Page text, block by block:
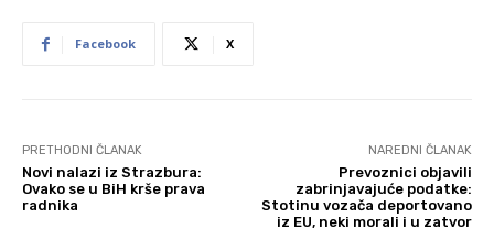
Facebook X
PRETHODNI ČLANAK
Novi nalazi iz Strazbura:
Ovako se u BiH krše prava
radnika
NAREDNI ČLANAK
Prevoznici objavili
zabrinjavajuće podatke:
Stotinu vozača deportovano
iz EU, neki morali i u zatvor